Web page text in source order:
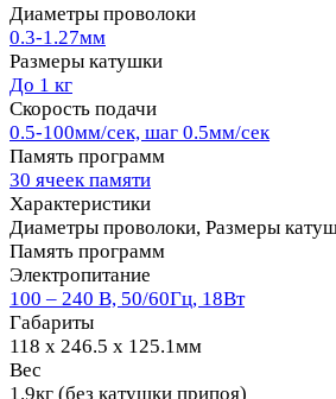
Диаметры проволоки
0.3-1.27мм
Размеры катушки
До 1 кг
Скорость подачи
0.5-100мм/сек, шаг 0.5мм/сек
Память программ
30 ячеек памяти
Характеристики
Диаметры проволоки, Размеры
Память программ
Электропитание
100 – 240 В, 50/60Гц, 18Вт
Габариты
118 x 246.5 x 125.1мм
Вес
1.9кг (без катушки припоя)